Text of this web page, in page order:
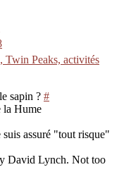
Twin Peaks, activités
sapin ? #
la Hume
assuré "tout risque"
David Lynch. Not too